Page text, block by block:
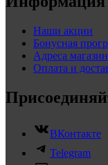
Наши акции
Бонусная
Адреса
Оплата и
ВКонтакте
Telegram